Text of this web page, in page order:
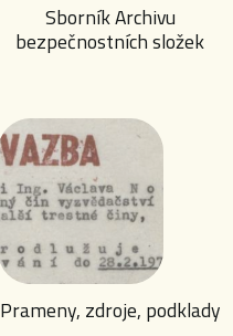
Sborník Archivu
bezpečnostních složek
Prameny, zdroje, podklady